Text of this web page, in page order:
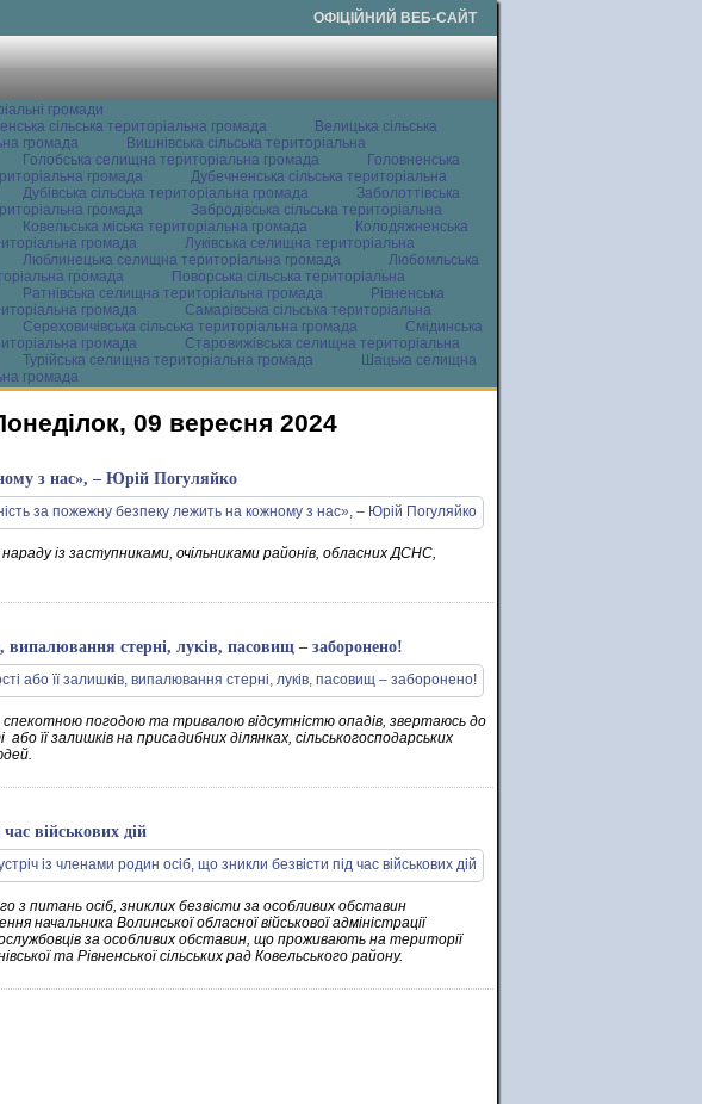
ОФІЦІЙНИЙ ВЕБ-САЙТ
громади
сільська територіальна громада
Велицька сільська
громада
Вишнівська сільська територіальна
Голобська селищна територіальна громада
Головненська
громада
Дубечненська сільська територіальна
Дубівська сільська територіальна громада
Заболоттівська
громада
Забродівська сільська територіальна
Ковельська міська територіальна громада
Колодяжненська
громада
Луківська селищна територіальна
Люблинецька селищна територіальна громада
Любомльська
громада
Поворська сільська територіальна
Ратнівська селищна територіальна громада
Рівненська
громада
Самарівська сільська територіальна
Сереховичівська сільська територіальна громада
Смідинська
громада
Старовижівська селищна територіальна
Турійська селищна територіальна громада
Шацька селищна
громада
09 вересня 2024
з нас», – Юрій Погуляйко
із заступниками, очільниками районів, обласних ДСНС,
випалювання стерні, луків, пасовищ – заборонено!
спекотною погодою та тривалою відсутністю опадів, звертаюсь до
її залишків на присадибних ділянках, сільськогосподарських
військових дій
з питань осіб, зниклих безвісти за особливих обставин
начальника Волинської обласної військової адміністрації
за особливих обставин, що проживають на території
та Рівненської сільських рад Ковельського району.